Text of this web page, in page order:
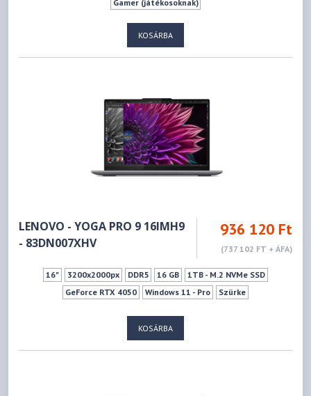
Gamer (játékosoknak)
KOSÁRBA
LENOVO - YOGA PRO 9 16IMH9
- 83DN007XHV
936 120 Ft
(737 102 FT + ÁFA)
16" 3200x2000px DDR5 16 GB
1TB - M.2 NVMe SSD
GeForce RTX 4050
Windows 11 - Pro Szürke
KOSÁRBA